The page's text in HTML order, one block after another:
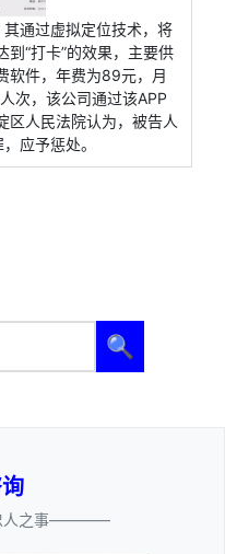
其通过虚拟定位技术，将
到“打卡”的效果，主要供
软件，年费为89元，月
次，该公司通过该APP
区人民法院认为，被告人
应予惩处。
🔍
人之事————